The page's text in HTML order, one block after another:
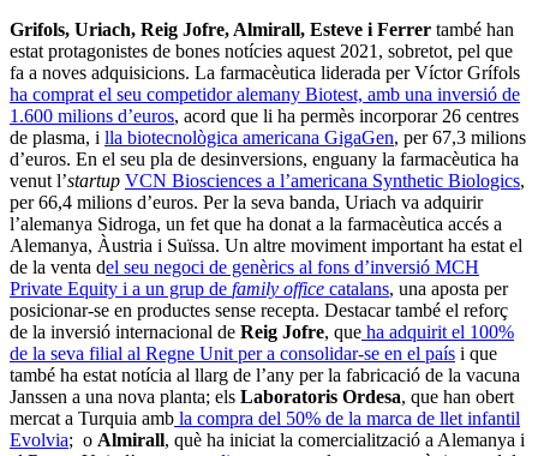
Grifols, Uriach, Reig Jofre, Almirall, Esteve i Ferrer també han
estat protagonistes de bones notícies aquest 2021, sobretot, pel que
fa a noves adquisicions. La farmacèutica liderada per Víctor Grífols
ha comprat el seu competidor alemany Biotest, amb una inversió de
1.600 milions d’euros, acord que li ha permès incorporar 26 centres
de plasma, i lla biotecnològica americana GigaGen, per 67,3 milions
d’euros. En el seu pla de desinversions, enguany la farmacèutica ha
venut l’startup VCN Biosciences a l’americana Synthetic Biologics,
per 66,4 milions d’euros. Per la seva banda, Uriach va adquirir
l’alemanya Sidroga, un fet que ha donat a la farmacèutica accés a
Alemanya, Àustria i Suïssa. Un altre moviment important ha estat el
de la venta del seu negoci de genèrics al fons d’inversió MCH
Private Equity i a un grup de family office catalans, una aposta per
posicionar-se en productes sense recepta. Destacar també el reforç
de la inversió internacional de Reig Jofre, que ha adquirit el 100%
de la seva filial al Regne Unit per a consolidar-se en el país i que
també ha estat notícia al llarg de l’any per la fabricació de la vacuna
Janssen a una nova planta; els Laboratoris Ordesa, que han obert
mercat a Turquia amb la compra del 50% de la marca de llet infantil
Evolvia; o Almirall, què ha iniciat la comercialització a Alemanya i